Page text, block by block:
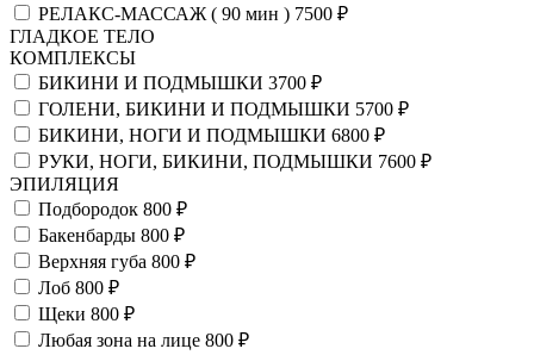
РЕЛАКС-МАССАЖ ( 90 мин ) 7500 ₽
ГЛАДКОЕ ТЕЛО
КОМПЛЕКСЫ
БИКИНИ И ПОДМЫШКИ 3700 ₽
ГОЛЕНИ, БИКИНИ И ПОДМЫШКИ 5700 ₽
БИКИНИ, НОГИ И ПОДМЫШКИ 6800 ₽
РУКИ, НОГИ, БИКИНИ, ПОДМЫШКИ 7600 ₽
ЭПИЛЯЦИЯ
Подбородок 800 ₽
Бакенбарды 800 ₽
Верхняя губа 800 ₽
Лоб 800 ₽
Щеки 800 ₽
Любая зона на лице 800 ₽